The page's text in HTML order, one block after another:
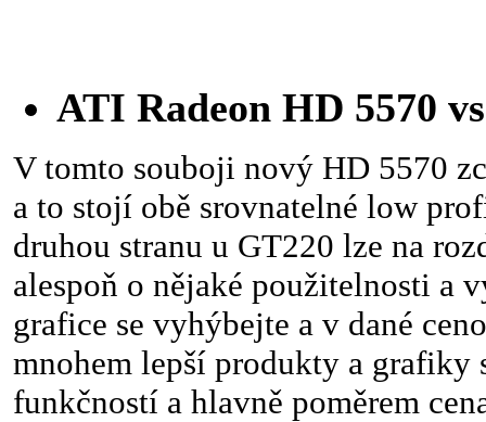
ATI Radeon HD 5570
V tomto souboji nový HD 5570
a to stojí obě srovnatelné low
druhou stranu u GT220 lze na
alespoň o nějaké použitelnosti a
grafice se vyhýbejte a v dané
mnohem lepší produkty a grafiky
funkčností a hlavně poměrem